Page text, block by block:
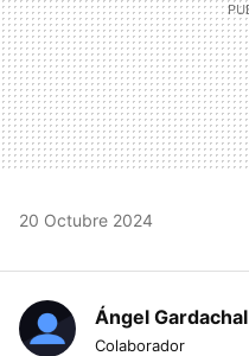
20 Octubre 2024
Ángel Gardachal
Colaborador